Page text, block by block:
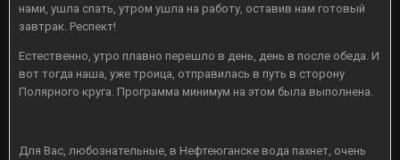
нами, ушла спать, утром ушла на работу, оставив нам готовый
завтрак. Респект!
Естественно, утро плавно перешло в день, день в после обеда. И
вот тогда наша, уже троица, отправилась в путь в сторону
Полярного круга. Программа минимум на этом была выполнена.
Для Вас, любознательные, в Нефтеюганске вода пахнет, очень